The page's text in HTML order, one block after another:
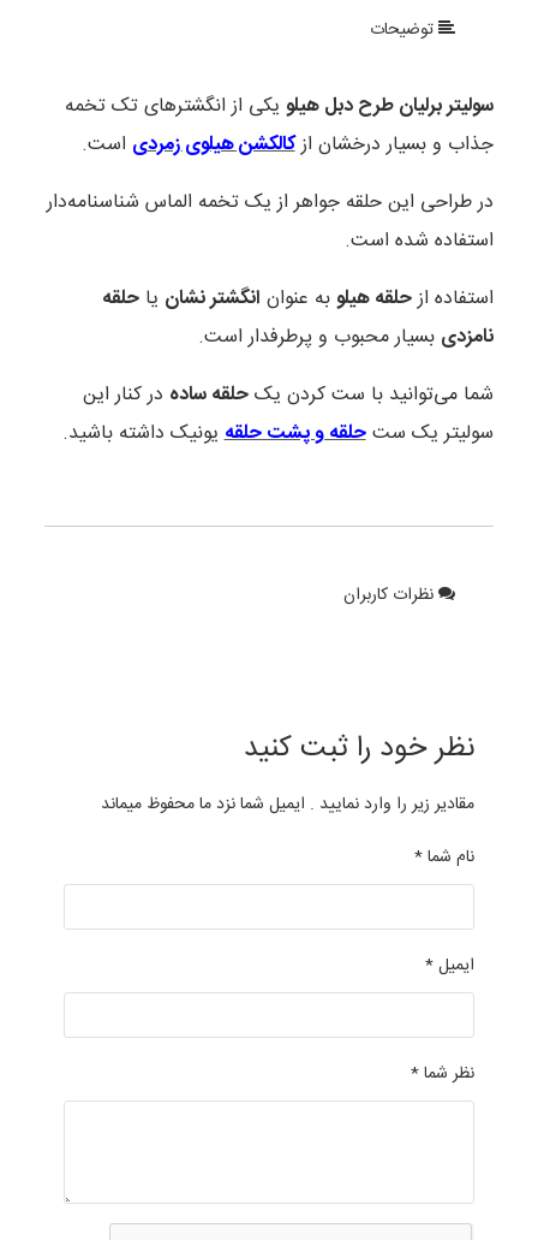
توضیحات
سولیتر برلیان طرح دبل هیلو یکی از انگشترهای تک تخمه
جذاب و بسیار درخشان ازکالکشن هیلوی زمردی است.
در طراحی این حلقه جواهر از یک تخمه الماس شناسنامه‌دار
استفاده شده است.
استفاده ازحلقه هیلوبه عنوان انگشتر نشان یاحلقه
نامزدی بسیار محبوب و پرطرفدار است.
شما می‌توانید با ست کردن یکحلقه ساده در کنار این
سولیتر یک ستحلقه و پشت حلقهیونیک داشته باشید.
نظرات کاربران
نظر خود را ثبت کنید
مقادیر زیر را وارد نمایید . ایمیل شما نزد ما محفوظ میماند
نام شما *
ایمیل *
نظر شما *